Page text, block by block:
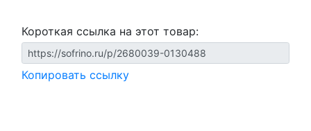
Короткая ссылка на этот товар:
Копировать ссылку